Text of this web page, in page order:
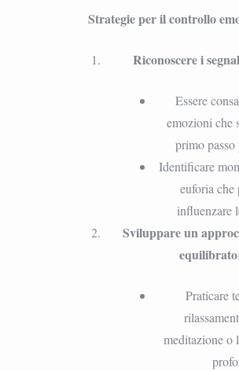
Strategie per il controllo
Riconoscere i
Essere
emozioni che
primo passo
Identificare
euforia che
influenzare
Sviluppare un
Praticare
meditazione o